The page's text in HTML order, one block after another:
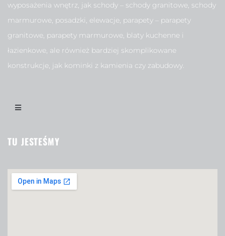
wyposażenia wnętrz, jak schody – schody granitowe, schody
marmurowe, posadzki, elewacje, parapety – parapety
granitowe, parapety marmurowe, blaty kuchenne i
łazienkowe, ale również bardziej skomplikowane
konstrukcje, jak kominki z kamienia czy zabudowy.
TU JESTEŚMY